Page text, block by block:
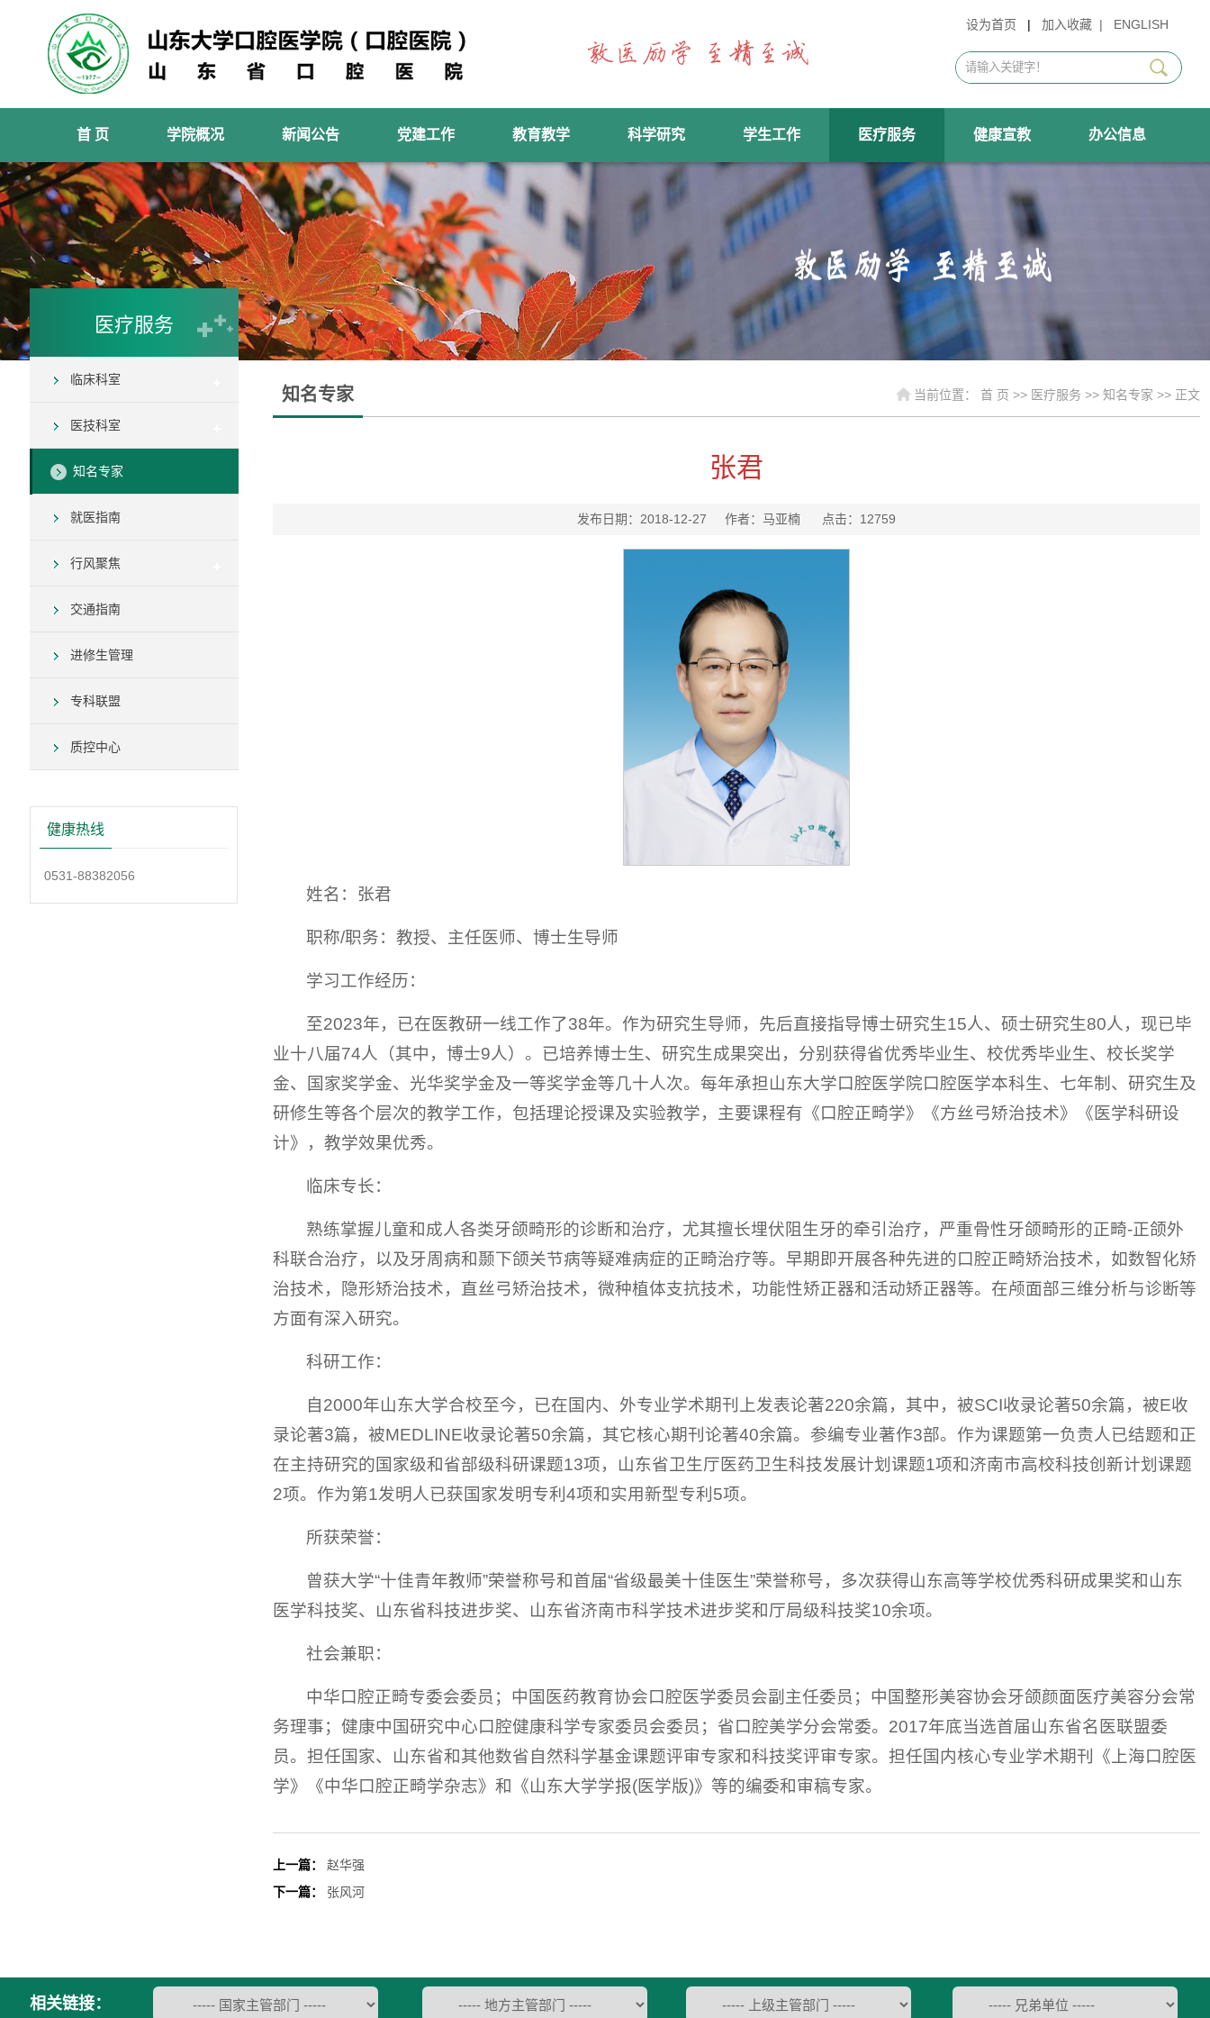
设为首页 | 加入收藏 | ENGLISH
首 页 学院概况 新闻公告 党建工作 教育教学 科学研究 学生工作 医疗服务 健康宣教 办公信息
医疗服务
临床科室
医技科室
知名专家
就医指南
行风聚焦
交通指南
进修生管理
专科联盟
质控中心
健康热线
0531-88382056
知名专家 当前位置： 首 页 >> 医疗服务 >> 知名专家 >> 正文
张君
发布日期：2018-12-27 作者：马亚楠 点击： 12759
姓名：张君
职称/职务：教授、主任医师、博士生导师
学习工作经历：
至2023年，已在医教研一线工作了38年。作为研究生导师，先后直接指导博士研究生15人、硕士研究生80人，现已毕
业十八届74人（其中，博士9人）。已培养博士生、研究生成果突出，分别获得省优秀毕业生、校优秀毕业生、校长奖学
金、国家奖学金、光华奖学金及一等奖学金等几十人次。每年承担山东大学口腔医学院口腔医学本科生、七年制、研究生及
研修生等各个层次的教学工作，包括理论授课及实验教学，主要课程有《口腔正畸学》《方丝弓矫治技术》《医学科研设
计》，教学效果优秀。
临床专长：
熟练掌握儿童和成人各类牙颌畸形的诊断和治疗，尤其擅长埋伏阻生牙的牵引治疗，严重骨性牙颌畸形的正畸-正颌外
科联合治疗，以及牙周病和颞下颌关节病等疑难病症的正畸治疗等。早期即开展各种先进的口腔正畸矫治技术，如数智化矫
治技术，隐形矫治技术，直丝弓矫治技术，微种植体支抗技术，功能性矫正器和活动矫正器等。在颅面部三维分析与诊断等
方面有深入研究。
科研工作：
自2000年山东大学合校至今，已在国内、外专业学术期刊上发表论著220余篇，其中，被SCI收录论著50余篇，被E收
录论著3篇，被MEDLINE收录论著50余篇，其它核心期刊论著40余篇。参编专业著作3部。作为课题第一负责人已结题和正
在主持研究的国家级和省部级科研课题13项，山东省卫生厅医药卫生科技发展计划课题1项和济南市高校科技创新计划课题
2项。作为第1发明人已获国家发明专利4项和实用新型专利5项。
所获荣誉：
曾获大学“十佳青年教师”荣誉称号和首届“省级最美十佳医生”荣誉称号，多次获得山东高等学校优秀科研成果奖和山东
医学科技奖、山东省科技进步奖、山东省济南市科学技术进步奖和厅局级科技奖10余项。
社会兼职：
中华口腔正畸专委会委员；中国医药教育协会口腔医学委员会副主任委员；中国整形美容协会牙颌颜面医疗美容分会常
务理事； 健康中国研究中心口腔健康科学专家委员会委员；省口腔美学分会常委。2017年底当选首届山东省名医联盟委
员。担任国家、山东省和其他数省自然科学基金课题评审专家和科技奖评审专家。担任国内核心专业学术期刊《上海口腔医
学》《中华口腔正畸学杂志》和《山东大学学报(医学版)》等的编委和审稿专家。
上一篇：
赵华强
下一篇：
张风河
相关链接：